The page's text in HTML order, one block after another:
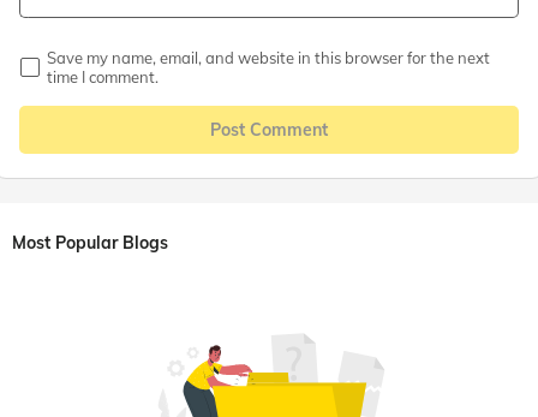
Save my name, email, and website in this browser for the next
time I comment.
Post Comment
Most Popular Blogs